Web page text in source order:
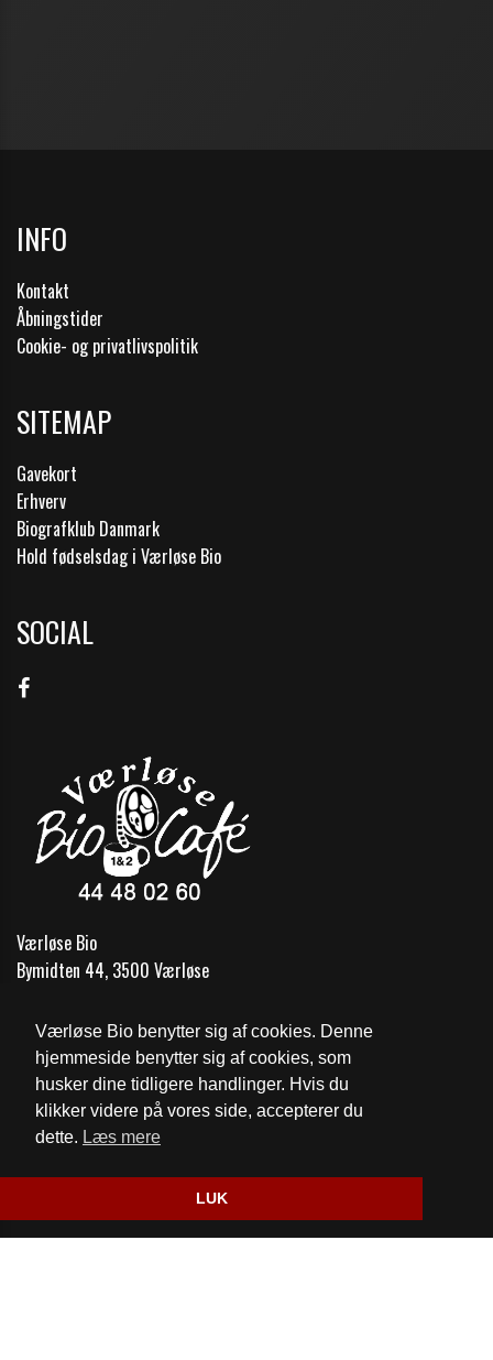
Værløse Bio benytter sig af cookies. Denne
hjemmeside benytter sig af cookies, som
husker dine tidligere handlinger. Hvis du
klikker videre på vores side, accepterer du
dette. Læs mere
LUK
INFO
Kontakt
Åbningstider
Cookie- og privatlivspolitik
SITEMAP
Gavekort
Erhverv
Biografklub Danmark
Hold fødselsdag i Værløse Bio
SOCIAL
Værløse Bio
Bymidten 44, 3500 Værløse
Telefon: 44 48 02 60
Email: vaerlosebio@gmail.com
Cookie- og privatlivspolitik